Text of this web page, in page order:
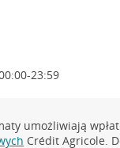
23:59
umożliwiają
Crédit Agricole.